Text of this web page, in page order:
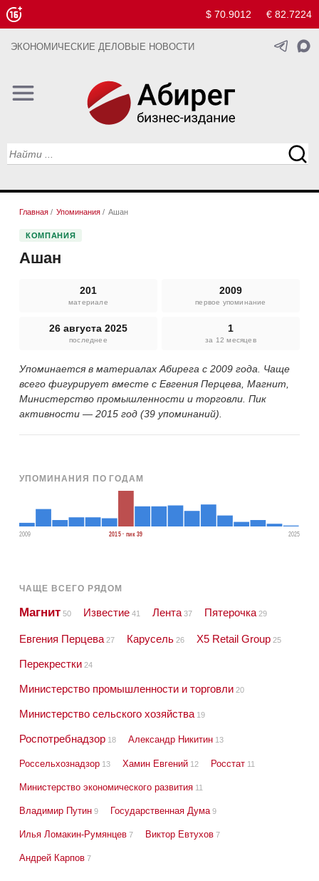
$ 70.9012 € 82.7224
ЭКОНОМИЧЕСКИЕ ДЕЛОВЫЕ НОВОСТИ
Главная / Упоминания / Ашан
КОМПАНИЯ
Ашан
201
материале
2009
первое упоминание
26 августа 2025
последнее
1
за 12 месяцев
Упоминается в материалах Абирега с 2009 года. Чаще
всего фигурирует вместе с Евгения Перцева, Магнит,
Министерство промышленности и торговли. Пик
активности — 2015 год (39 упоминаний).
УПОМИНАНИЯ ПО ГОДАМ
2009 2015 · пик 39 2025
ЧАЩЕ ВСЕГО РЯДОМ
Магнит 50 Известие 41 Лента 37 Пятерочка 29
Евгения Перцева 27 Карусель 26 X5 Retail Group 25
Перекрестки 24
Министерство промышленности и торговли 20
Министерство сельского хозяйства 19
Роспотребнадзор 18 Александр Никитин 13
Россельхознадзор 13 Хамин Евгений 12 Росстат 11
Министерство экономического развития 11
Владимир Путин 9 Государственная Дума 9
Илья Ломакин-Румянцев 7 Виктор Евтухов 7
Андрей Карпов 7